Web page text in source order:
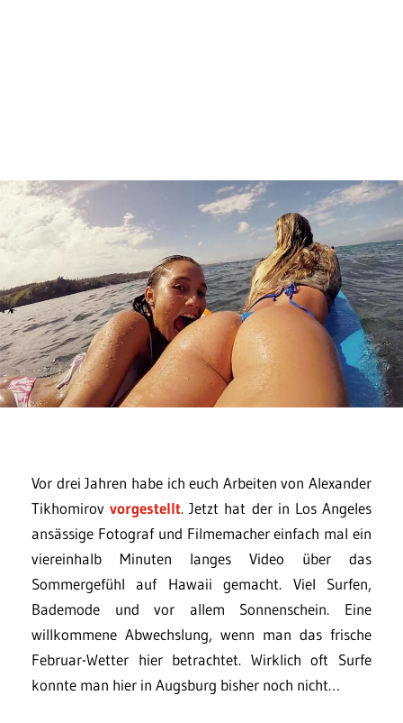
Vor drei Jahren habe ich euch Arbeiten von Alexander
Tikhomirovvorgestellt. Jetzt hat der in Los Angeles
ansässige Fotograf und Filmemacher einfach mal ein
viereinhalb Minuten langes Video über das
Sommergefühl auf Hawaii gemacht. Viel Surfen,
Bademode und vor allem Sonnenschein. Eine
willkommene Abwechslung, wenn man das frische
Februar-Wetter hier betrachtet. Wirklich oft Surfe
konnte man hier in Augsburg bisher noch nicht…